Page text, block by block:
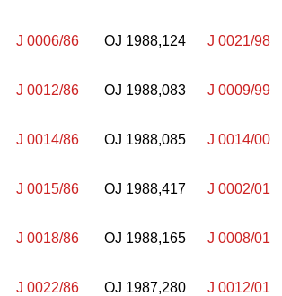
J 0006/86 OJ 1988,124 J 0021/98
J 0012/86 OJ 1988,083 J 0009/99
J 0014/86 OJ 1988,085 J 0014/00
J 0015/86 OJ 1988,417 J 0002/01
J 0018/86 OJ 1988,165 J 0008/01
J 0022/86 OJ 1987,280 J 0012/01